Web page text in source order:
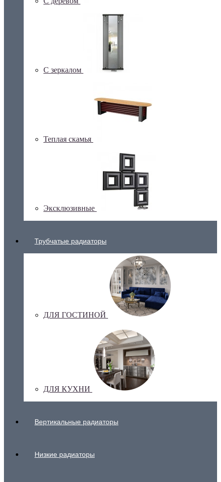
С зеркалом
Теплая скамья
Эксклюзивные
Трубчатые радиаторы
ДЛЯ ГОСТИНОЙ
ДЛЯ КУХНИ
Вертикальные радиаторы
Низкие радиаторы